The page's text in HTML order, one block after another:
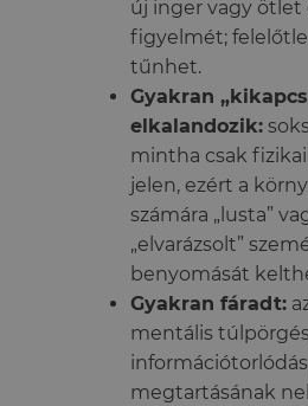
új inger vagy ötlet
figyelmét;
tűnhet.
Gyakran
elkalandozik:
mintha csak
jelen, ezért a
számára „lusta”
„elvarázsolt”
benyomását
Gyakran fáradt:
mentális
megtartásának